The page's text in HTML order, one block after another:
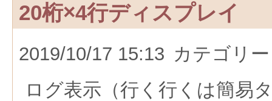
20桁×4行ディスプレイ
2019/10/17 15:13 カテゴリ
ログ表示（行く行くは簡易